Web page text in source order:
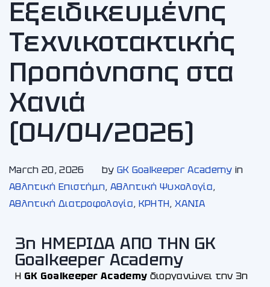
Εξειδικευμένης
Τεχνικοτακτικής
Προπόνησης στα
Χανιά
(04/04/2026)
March 20, 2026 by GK Goalkeeper Academy in
Αθλητική Επιστήμη,Αθλητική Ψυχολογία,
Αθλητική Διατροφολογία, ΚΡΗΤΗ, ΧΑΝΙA
3η ΗΜΕΡΙΔΑ ΑΠΟ ΤΗΝ GK
Goalkeeper Academy
Η GK Goalkeeper Academy διοργανώνει την 3η